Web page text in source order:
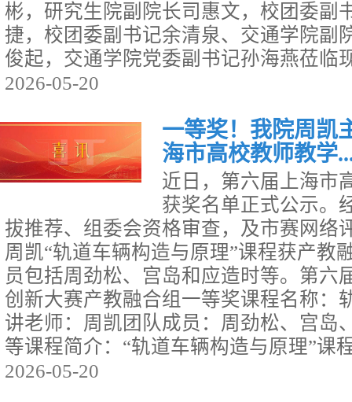
彬，研究生院副院长司惠文，校团委副
捷，校团委副书记余清泉、交通学院副
俊起，交通学院党委副书记孙海燕莅临
2026-05-20
一等奖！我院周凯
海市高校教师教学
近日，第六届上海市
获奖名单正式公示。
拔推荐、组委会资格审查，及市赛网络
周凯“轨道车辆构造与原理”课程获产教
员包括周劲松、宫岛和应造时等。第六
创新大赛产教融合组一等奖课程名称：
讲老师：周凯团队成员：周劲松、宫岛
等课程简介：“轨道车辆构造与原理”课
2026-05-20